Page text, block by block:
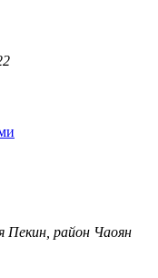
Пекин, район Чаоян